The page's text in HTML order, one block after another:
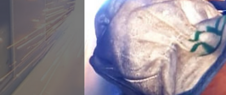
hsprecisao
21 de out. de 2021
2 min de leitura
Fachadas e Brises, uma excelente